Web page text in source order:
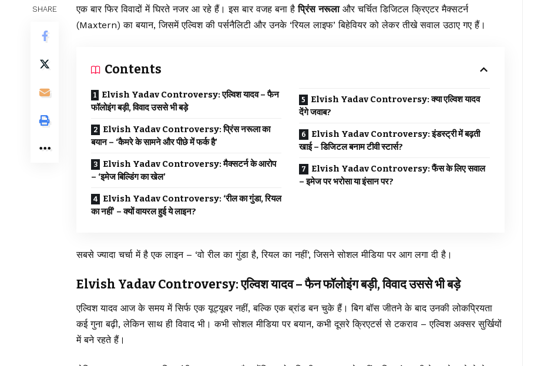
SHARE
एक बार फिर विवादों में घिरते नजर आ रहे हैं। इस बार वजह बना हैप्रिंस नरूलाऔर चर्चित डिजिटल क्रिएटर मैक्सटर्न
(Maxtern) का बयान, जिसमें एल्विश की पर्सनैलिटी और उनके ‘रियल लाइफ’ बिहेवियर को लेकर तीखे सवाल उठाए गए हैं।
Contents
Elvish Yadav Controversy: एल्विश यादव – फैन
फॉलोइंग बड़ी, विवाद उससे भी बड़े
Elvish Yadav Controversy: प्रिंस नरूला का
बयान – ‘कैमरे के सामने और पीछे में फर्क है’
Elvish Yadav Controversy: मैक्सटर्न के आरोप
– ‘इमेज बिल्डिंग का खेल’
Elvish Yadav Controversy: ‘रील का गुंडा, रियल
का नहीं’ – क्यों वायरल हुई ये लाइन?
Elvish Yadav Controversy: क्या एल्विश यादव
देंगे जवाब?
Elvish Yadav Controversy: इंडस्ट्री में बढ़ती
खाई – डिजिटल बनाम टीवी स्टार्स?
Elvish Yadav Controversy: फैंस के लिए सवाल
– इमेज पर भरोसा या इंसान पर?
सबसे ज्यादा चर्चा में है एक लाइन – ‘वो रील का गुंडा है, रियल का नहीं’, जिसने सोशल मीडिया पर आग लगा दी है।
Elvish Yadav Controversy: एल्विश यादव – फैन फॉलोइंग बड़ी, विवाद उससे भी बड़े
एल्विश यादव आज के समय में सिर्फ एक यूट्यूबर नहीं, बल्कि एक ब्रांड बन चुके हैं। बिग बॉस जीतने के बाद उनकी लोकप्रियता
कई गुना बढ़ी, लेकिन साथ ही विवाद भी। कभी सोशल मीडिया पर बयान, कभी दूसरे क्रिएटर्स से टकराव – एल्विश अक्सर सुर्खियों
में बने रहते हैं।